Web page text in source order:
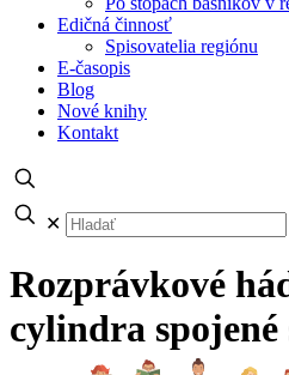
Edičná činnosť
Spisovatelia regiónu
E-časopis
Blog
Nové knihy
Kontakt
✕
Rozprávkové
cylindra